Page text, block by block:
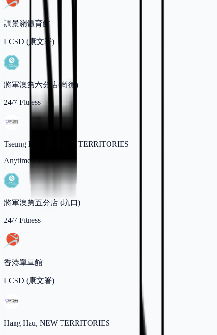
調景嶺體育館
LCSD (康文署)
將軍澳第六分店(尚德)
24/7 Fitness
Tseung Kwan O, NEW TERRITORIES
Anytime Fitness
將軍澳第五分店 (坑口)
24/7 Fitness
香港單車館
LCSD (康文署)
Hang Hau, NEW TERRITORIES